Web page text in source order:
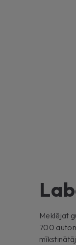
Meklējat
700